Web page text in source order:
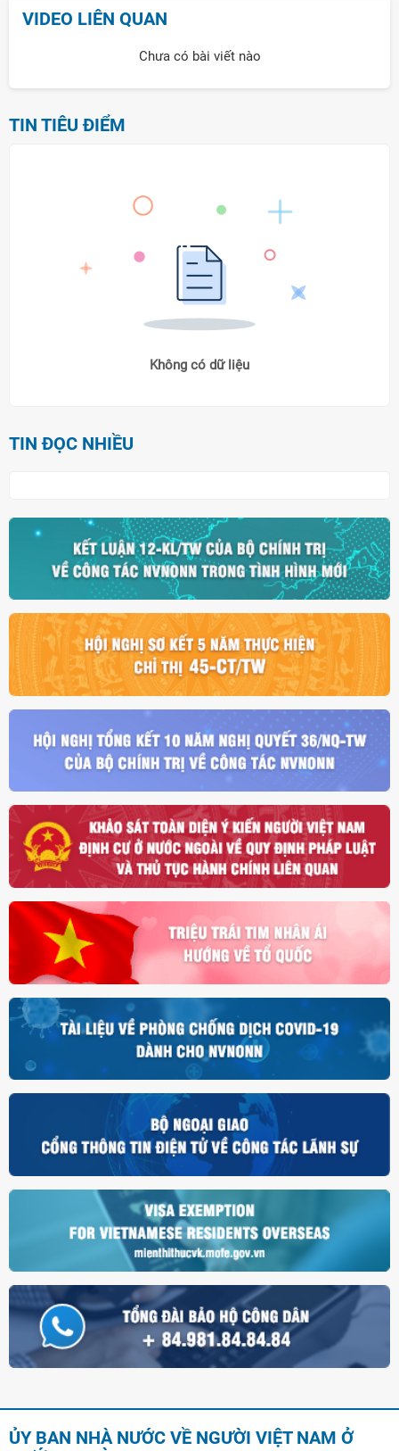
Việt Nam ở nước ngoài
VIDEO LIÊN QUAN
Chưa có bài viết nào
TIN TIÊU ĐIỂM
Không có dữ liệu
TIN ĐỌC NHIỀU
ỦY BAN NHÀ NƯỚC VỀ NGƯỜI VIỆT NAM Ở